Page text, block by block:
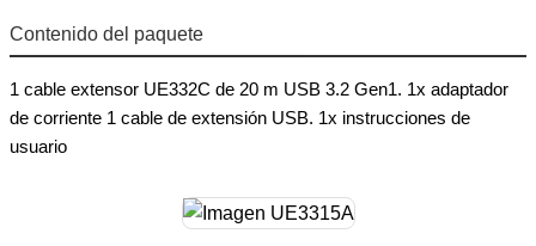
Contenido del paquete
1 cable extensor UE332C de 20 m USB 3.2 Gen1. 1x adaptador
de corriente 1 cable de extensión USB. 1x instrucciones de
usuario